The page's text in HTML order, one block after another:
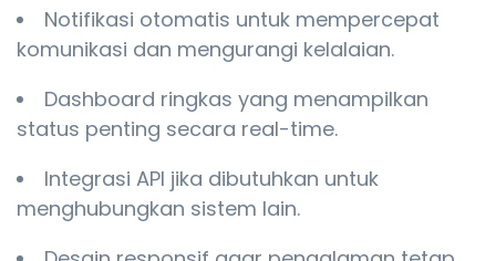
Notifikasi otomatis untuk mempercepat
komunikasi dan mengurangi kelalaian.
Dashboard ringkas yang menampilkan
status penting secara real-time.
Integrasi API jika dibutuhkan untuk
menghubungkan sistem lain.